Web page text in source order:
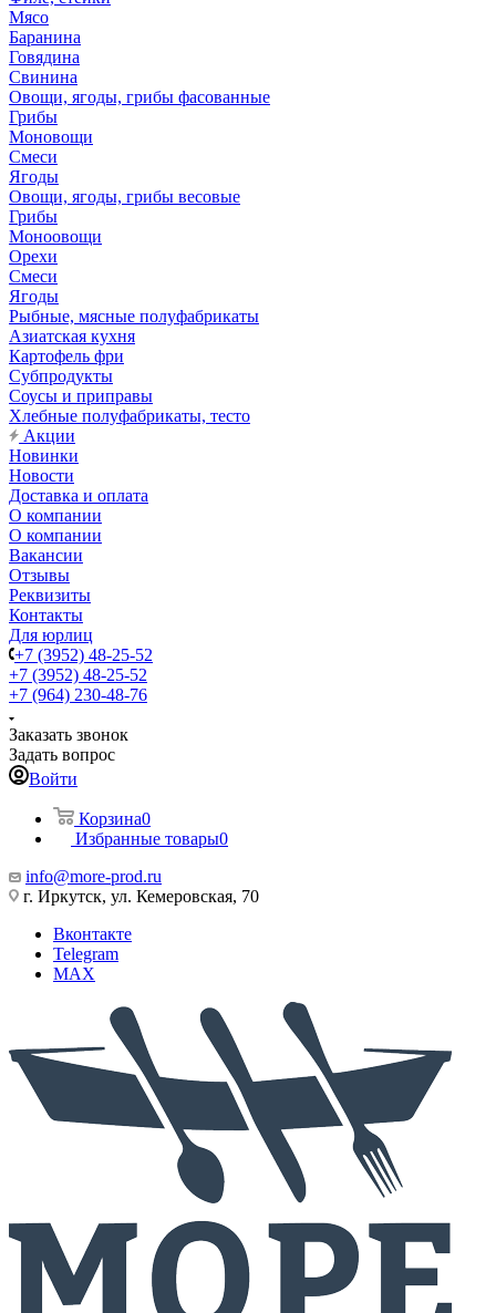
Мясо
Баранина
Говядина
Свинина
Овощи, ягоды, грибы фасованные
Грибы
Моновощи
Смеси
Ягоды
Овощи, ягоды, грибы весовые
Грибы
Моноовощи
Орехи
Смеси
Ягоды
Рыбные, мясные полуфабрикаты
Азиатская кухня
Картофель фри
Субпродукты
Соусы и приправы
Хлебные полуфабрикаты, тесто
Акции
Новинки
Новости
Доставка и оплата
О компании
О компании
Вакансии
Отзывы
Реквизиты
Контакты
Для юрлиц
+7 (3952) 48-25-52
+7 (3952) 48-25-52
+7 (964) 230-48-76
Заказать звонок
Задать вопрос
Войти
Корзина0
Избранные товары0
info@more-prod.ru
г. Иркутск, ул. Кемеровская, 70
Вконтакте
Telegram
MAX